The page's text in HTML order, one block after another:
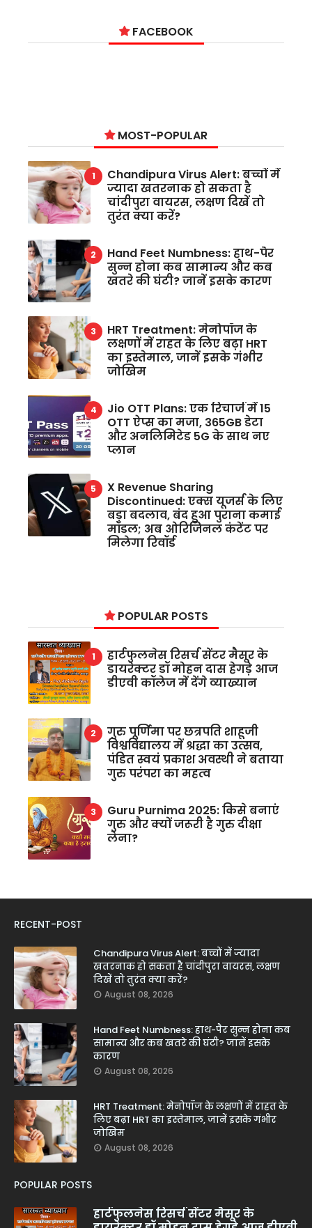
FACEBOOK
MOST-POPULAR
Chandipura Virus Alert: बच्चों में
ज्यादा खतरनाक हो सकता है
चांदीपुरा वायरस, लक्षण दिखें तो
तुरंत क्या करें?
Hand Feet Numbness: हाथ-पैर
सुन्न होना कब सामान्य और कब
खतरे की घंटी? जानें इसके कारण
HRT Treatment: मेनोपॉज के
लक्षणों में राहत के लिए बढ़ा HRT
का इस्तेमाल, जानें इसके गंभीर
जोखिम
Jio OTT Plans: एक रिचार्ज में 15
OTT ऐप्स का मजा, 365GB डेटा
और अनलिमिटेड 5G के साथ नए
प्लान
X Revenue Sharing
Discontinued: एक्स यूजर्स के लिए
बड़ा बदलाव, बंद हुआ पुराना कमाई
मॉडल; अब ओरिजिनल कंटेंट पर
मिलेगा रिवॉर्ड
POPULAR POSTS
हार्टफुलनेस रिसर्च सेंटर मैसूर के
डायरेक्टर डॉ मोहन दास हेगड़े आज
डीएवी कॉलेज में देंगे व्याख्यान
गुरु पूर्णिमा पर छत्रपति शाहूजी
विश्वविद्यालय में श्रद्धा का उत्सव,
पंडित स्वयं प्रकाश अवस्थी ने बताया
गुरु परंपरा का महत्व
Guru Purnima 2025: किसे बनाएं
गुरु और क्यों जरूरी है गुरु दीक्षा
लेना?
RECENT-POST
Chandipura Virus Alert: बच्चों में ज्यादा
खतरनाक हो सकता है चांदीपुरा वायरस, लक्षण
दिखें तो तुरंत क्या करें?
August 08, 2026
Hand Feet Numbness: हाथ-पैर सुन्न होना कब
सामान्य और कब खतरे की घंटी? जानें इसके
कारण
August 08, 2026
HRT Treatment: मेनोपॉज के लक्षणों में राहत के
लिए बढ़ा HRT का इस्तेमाल, जानें इसके गंभीर
जोखिम
August 08, 2026
POPULAR POSTS
हार्टफुलनेस रिसर्च सेंटर मैसूर के